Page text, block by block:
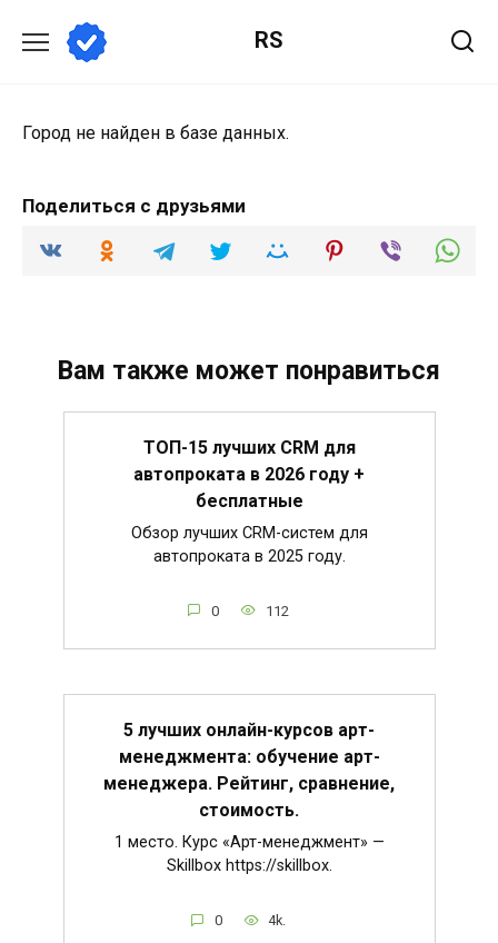
содержанию
RS
Город не найден в базе данных.
Поделиться с друзьями
Вам также может понравиться
ТОП-15 лучших CRM для
автопроката в 2026 году +
бесплатные
Обзор лучших CRM-систем для
автопроката в 2025 году.
0 112
5 лучших онлайн-курсов арт-
менеджмента: обучение арт-
менеджера. Рейтинг, сравнение,
стоимость.
1 место. Курс «Арт-менеджмент» —
Skillbox https://skillbox.
0 4k.